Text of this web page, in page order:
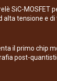
SiC-MOSFET
alta tensione e di
il primo chip
post-